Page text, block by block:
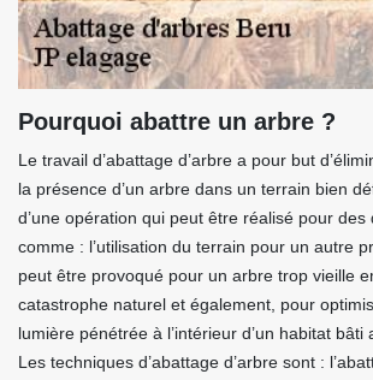
Pourquoi abattre un arbre ?
Le travail d’abattage d’arbre a pour but
la présence d’un arbre dans un terrain bien
d’une opération qui peut être réalisé pour des
comme : l’utilisation du terrain pour un autre
peut être provoqué pour un arbre trop vieille
catastrophe naturel et également, pour
lumière pénétrée à l’intérieur d’un habitat bâti
Les techniques d’abattage d’arbre sont :